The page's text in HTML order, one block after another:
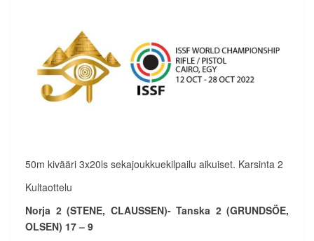
50m kivääri 3x20ls sekajoukkuekilpailu aikuiset. Karsinta 2
Kultaottelu
Norja 2 (STENE, CLAUSSEN)- Tanska 2 (GRUNDSÖE,
OLSEN) 17 – 9